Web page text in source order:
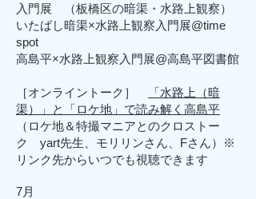
入門展 （板橋区の暗渠・水路上観察）
いたばし暗渠×水路上観察入門展@time
spot
高島平×水路上観察入門展@高島平図書館
​［オンライントーク］
「水路上（暗
渠）」と「ロケ地」で読み解く高島平
（ロケ地＆特撮マニアとのクロストー
ク yart先生、モリリンさん、Fさん）
※
リンク先からいつでも視聴できます
7月